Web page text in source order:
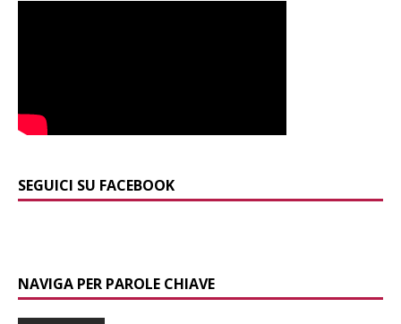
SEGUICI SU FACEBOOK
NAVIGA PER PAROLE CHIAVE